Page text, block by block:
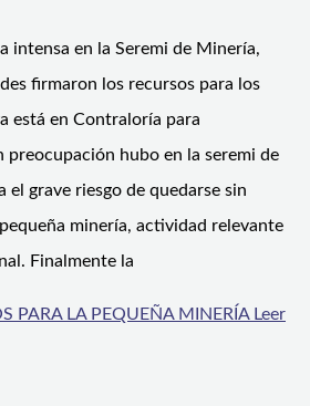
intensa en la Seremi de Minería,
firmaron los recursos para los
está en Contraloría para
hubo en la seremi de
el grave riesgo de quedarse sin
minería, actividad relevante
Finalmente la
PARA LA PEQUEÑA MINERÍALeer